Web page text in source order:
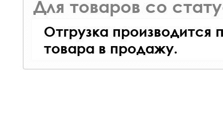
Для товаров со
Отгрузка производится
товара в продажу.